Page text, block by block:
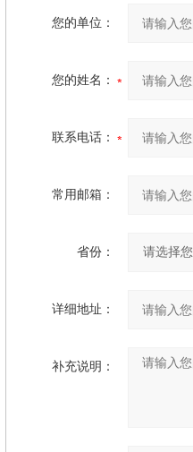
您的单位：
您的姓名：
联系电话：
常用邮箱：
省份：
详细地址：
补充说明：